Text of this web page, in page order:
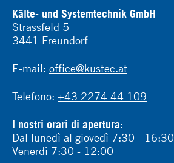
Kälte- und Systemtechnik GmbH
Strassfeld 5
3441 Freundorf
E-mail: office@kustec.at
Telefono: +43 2274 44 109
I nostri orari di apertura:
Dal lunedì al giovedì 7:30 - 16:30
Venerdì 7:30 - 12:00